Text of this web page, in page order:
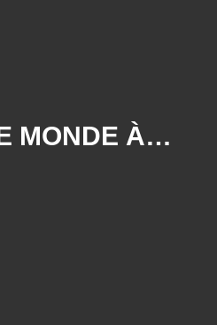
FIORDLAND : MILFORD SOUND ET TE ANAU, LA CROISIÈRE D'UN AUTRE MONDE À COUPER LE SOUFFLE ! AVEC LES VIDÉOS ...